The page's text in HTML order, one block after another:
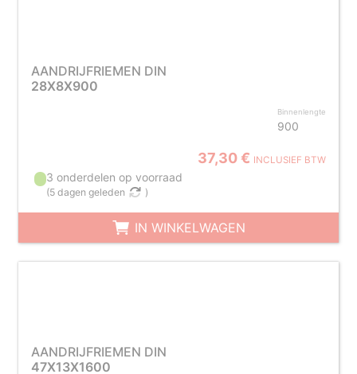
AANDRIJFRIEMEN DIN
28X8X900
Binnenlengte
900
37,30 € INCLUSIEF BTW
3 onderdelen op voorraad
(5 dagen geleden )
IN WINKELWAGEN
AANDRIJFRIEMEN DIN
47X13X1600